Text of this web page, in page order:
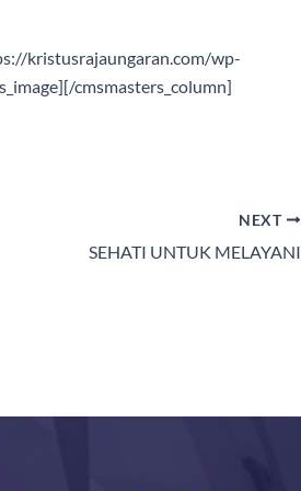
kristusrajaungaran.com/wp-
cmsmasters_column]
NEXT
SEHATI UNTUK MELAYANI